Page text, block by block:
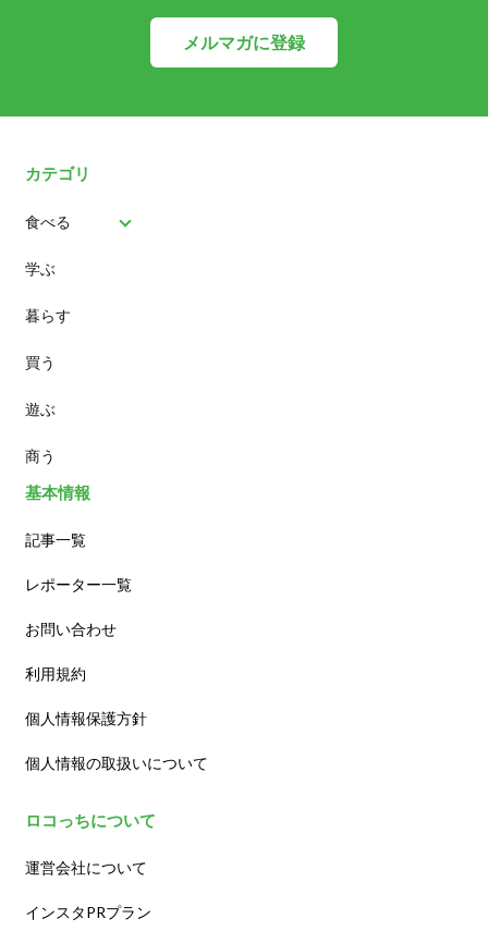
メルマガに登録
カテゴリ
食べる
パン
スイーツ
ランチ
カフェ
学ぶ
暮らす
買う
遊ぶ
商う
基本情報
記事一覧
レポーター一覧
お問い合わせ
利用規約
個人情報保護方針
個人情報の取扱いについて
ロコっちについて
運営会社について
インスタPRプラン